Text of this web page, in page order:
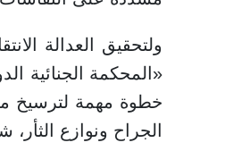
ولتحقيق العدالة
«المحكمة الجنائية
خطوة مهمة لترسيخ
الجراح ونوازع